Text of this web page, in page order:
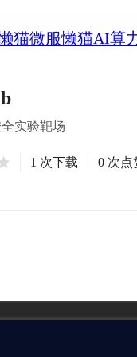
猫微服懒猫AI算
实验靶场
1 次下载 0 次点